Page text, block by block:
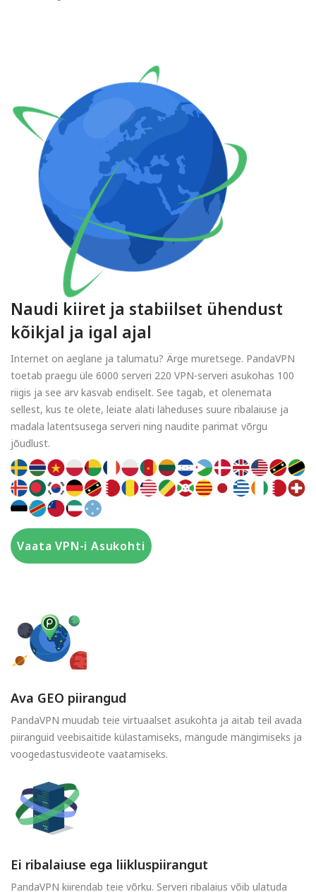
Naudi kiiret ja stabiilset ühendust
kõikjal ja igal ajal
Internet on aeglane ja talumatu? Ärge muretsege. PandaVPN
toetab praegu üle 6000 serveri 220 VPN-serveri asukohas 100
riigis ja see arv kasvab endiselt. See tagab, et olenemata
sellest, kus te olete, leiate alati läheduses suure ribalaiuse ja
madala latentsusega serveri ning naudite parimat võrgu
jõudlust.
Vaata VPN-i Asukohti
Ava GEO piirangud
PandaVPN muudab teie virtuaalset asukohta ja aitab teil avada
piiranguid veebisaitide külastamiseks, mängude mängimiseks ja
voogedastusvideote vaatamiseks.
Ei ribalaiuse ega liikluspiirangut
PandaVPN kiirendab teie võrku. Serveri ribalaius võib ulatuda